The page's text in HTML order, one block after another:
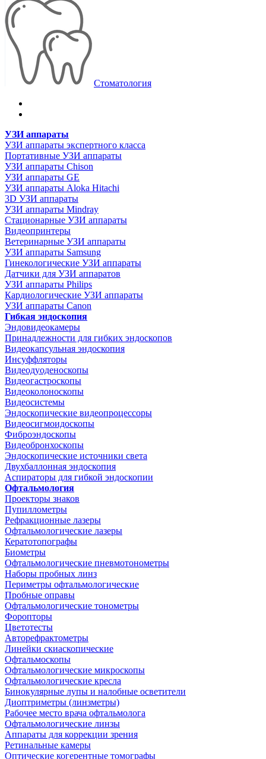
Стоматология
УЗИ аппараты
УЗИ аппараты экспертного класса
Портативные УЗИ аппараты
УЗИ аппараты Chison
УЗИ аппараты GE
УЗИ аппараты Aloka Hitachi
3D УЗИ аппараты
УЗИ аппараты Mindray
Стационарные УЗИ аппараты
Видеопринтеры
Ветеринарные УЗИ аппараты
УЗИ аппараты Samsung
Гинекологические УЗИ аппараты
Датчики для УЗИ аппаратов
УЗИ аппараты Philips
Кардиологические УЗИ аппараты
УЗИ аппараты Canon
Гибкая эндоскопия
Эндовидеокамеры
Принадлежности для гибких эндоскопов
Видеокапсульная эндоскопия
Инсуффляторы
Видеодуоденоскопы
Видеогастроскопы
Видеоколоноскопы
Видеосистемы
Эндоскопические видеопроцессоры
Видеосигмоидоскопы
Фиброэндоскопы
Видеобронхоскопы
Эндоскопические источники света
Двухбаллонная эндоскопия
Аспираторы для гибкой эндоскопии
Офтальмология
Проекторы знаков
Пупиллометры
Рефракционные лазеры
Офтальмологические лазеры
Кератотопографы
Биометры
Офтальмологические пневмотонометры
Наборы пробных линз
Периметры офтальмологические
Пробные оправы
Офтальмологические тонометры
Форопторы
Цветотесты
Авторефрактометры
Линейки скиаскопические
Офтальмоскопы
Офтальмологические микроскопы
Офтальмологические кресла
Бинокулярные лупы и налобные осветители
Диоптриметры (линзметры)
Рабочее место врача офтальмолога
Офтальмологические линзы
Аппараты для коррекции зрения
Ретинальные камеры
Оптические когерентные томографы